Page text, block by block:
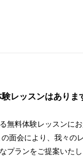
レッスンはありま
無料体験レッスンに
面会により、我々の
プランをご提案いたし